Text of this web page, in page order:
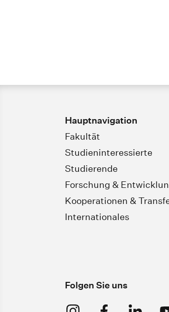
Hauptnavigation
Fakultät
Studieninteressierte
Studierende
Forschung &
Kooperationen &
Internationales
Folgen Sie uns